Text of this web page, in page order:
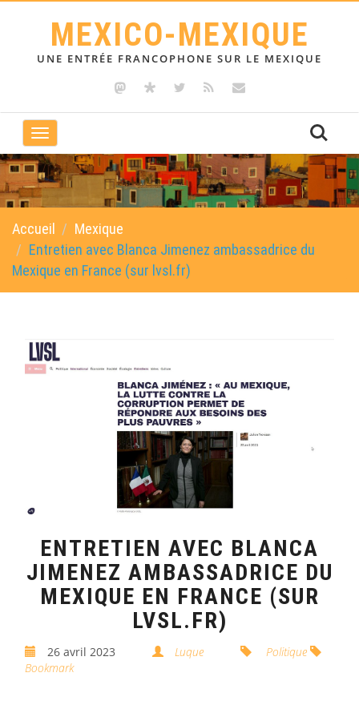
MEXICO-MEXIQUE
UNE ENTRÉE FRANCOPHONE SUR LE MEXIQUE
Toggle
navigation
Accueil
Mexique
Entretien avec Blanca Jimenez ambassadrice du
Mexique en France (sur lvsl.fr)
ENTRETIEN AVEC BLANCA
JIMENEZ AMBASSADRICE DU
MEXIQUE EN FRANCE (SUR
LVSL.FR)
26 avril 2023 Luque
Politique
Bookmark